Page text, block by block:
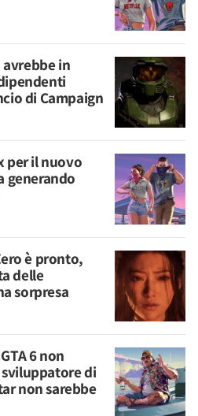
in
di Campaign
per il nuovo
generando
è pronto,
delle
sorpresa
6 non
di
non sarebbe